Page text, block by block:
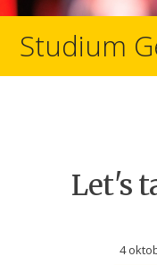
Studium
Let's
4